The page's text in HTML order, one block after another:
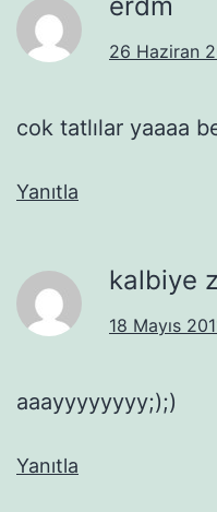
26 Haziran
cok tatlılar yaaaa
Yanıtla
kalbiye
18 Mayıs
aaayyyyyyyy;);)
Yanıtla